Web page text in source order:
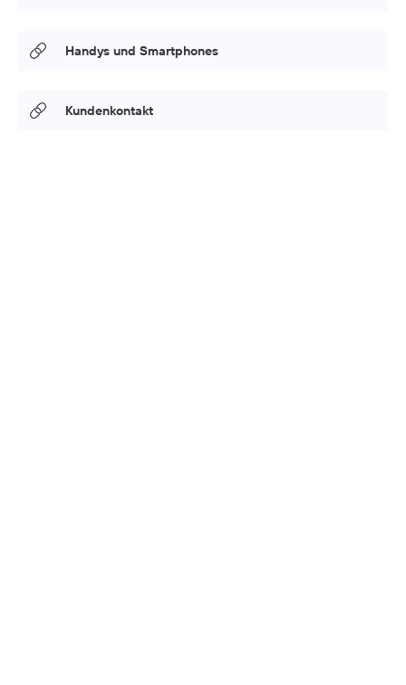
Handys und Smartphones
Kundenkontakt